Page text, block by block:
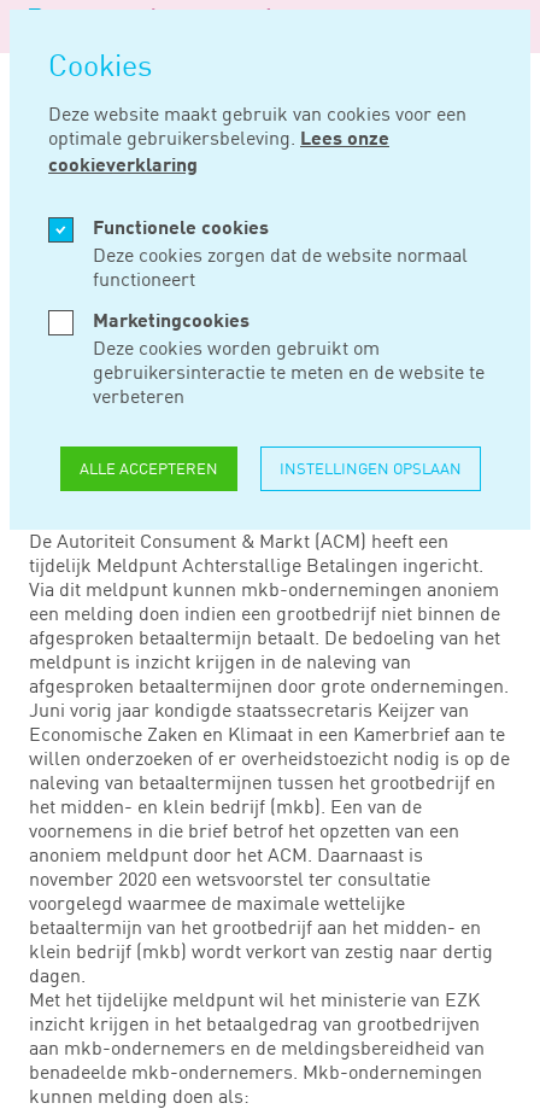
overslaan
Cookies
Deze website maakt gebruik van cookies voor een
optimale gebruikersbeleving. Lees onze
cookieverklaring
Functionele cookies
Deze cookies zorgen dat de website normaal
functioneert
Marketingcookies
Deze cookies worden gebruikt om
gebruikersinteractie te meten en de website te
verbeteren
ALLE ACCEPTEREN INSTELLINGEN OPSLAAN
Logo
Noord
Negentig
Home Nieuws
JAN 28, 2021
ACM START
MELDPUNT
ACHTERSTALLIGE
BETALINGEN
De Autoriteit Consument & Markt (ACM) heeft een
tijdelijk Meldpunt Achterstallige Betalingen ingericht.
Via dit meldpunt kunnen mkb-ondernemingen anoniem
een melding doen indien een grootbedrijf niet binnen de
afgesproken betaaltermijn betaalt. De bedoeling van het
meldpunt is inzicht krijgen in de naleving van
afgesproken betaaltermijnen door grote ondernemingen.
Juni vorig jaar kondigde staatssecretaris Keijzer van
Economische Zaken en Klimaat in een Kamerbrief aan te
willen onderzoeken of er overheidstoezicht nodig is op de
naleving van betaaltermijnen tussen het grootbedrijf en
het midden- en klein bedrijf (mkb). Een van de
voornemens in die brief betrof het opzetten van een
anoniem meldpunt door het ACM. Daarnaast is
november 2020 een wetsvoorstel ter consultatie
voorgelegd waarmee de maximale wettelijke
betaaltermijn van het grootbedrijf aan het midden- en
klein bedrijf (mkb) wordt verkort van zestig naar dertig
dagen.
Met het tijdelijke meldpunt wil het ministerie van EZK
inzicht krijgen in het betaalgedrag van grootbedrijven
aan mkb-ondernemers en de meldingsbereidheid van
benadeelde mkb-ondernemers. Mkb-ondernemingen
kunnen melding doen als: